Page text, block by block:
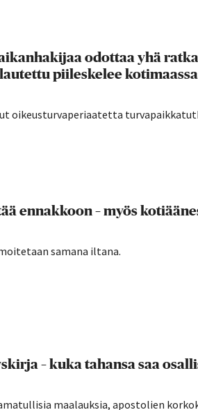
odottaa yhä
piileskelee
oikeusturvaperiaatetta
ennakkoon – myös
samana iltana.
– kuka tahansa saa
maalauksia, apostolien